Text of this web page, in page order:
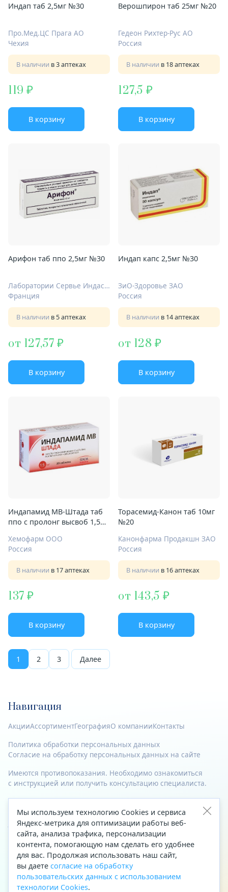
Индап таб 2,5мг №30
Про.Мед.ЦС Прага АО
Чехия
В наличии в 3 аптеках
119
В корзину
Верошпирон таб 25мг №20
Гедеон Рихтер-Рус АО
Россия
В наличии в 18 аптеках
127,5
В корзину
Арифон таб ппо 2,5мг №30
Лаборатории Сервье Индастри
Франция
В наличии в 5 аптеках
от 127,57
В корзину
Индап капс 2,5мг №30
ЗиО-Здоровье ЗАО
Россия
В наличии в 14 аптеках
от 128
В корзину
Индапамид МВ-Штада таб
ппо с пролонг высвоб 1,5мг
Хемофарм ООО
Россия
В наличии в 17 аптеках
137
В корзину
Торасемид-Канон таб 10мг
№20
Канонфарма Продакшн ЗАО
Россия
В наличии в 16 аптеках
от 143,5
В корзину
1 2 3 Далее
Навигация
АкцииАссортиментГеографияО компанииКонтакты
Политика обработки персональных данных
Согласие на обработку персональных данных на сайте
Имеются противопоказания. Необходимо ознакомиться
с инструкцией или получить консультацию специалиста.
© 2023—2026 Все права защищены.
Адрес
Архангельск, ул. Папанина, д. 19 (вход в здание со стороны
автоцентра «Тойота»)
Приемная Генерального директора
Телефон
+7 (8182) 63-60-31
Мы используем технологию Cookies и сервиса
Яндекс-метрика для оптимизации работы веб-
сайта, анализа трафика, персонализации
контента, помогающую нам сделать его удобнее
для вас. Продолжая использовать наш сайт,
вы даете согласие на обработку
пользовательских данных с использованием
технологии Cookies.